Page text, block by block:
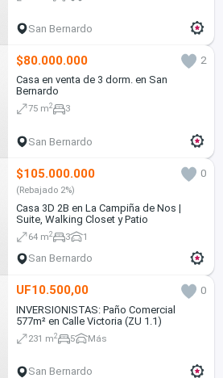
San Bernardo
$80.000.000
2
Casa en venta de 3 dorm. en San
Bernardo
75 m2 3
San Bernardo
$105.000.000 0
(Rebajado 2%)
Casa 3D 2B en La Campiña de Nos |
Suite, Walking Closet y Patio
64 m2 3 1
San Bernardo
UF10.500,00
0
INVERSIONISTAS: Paño Comercial
577m² en Calle Victoria (ZU 1.1)
231 m2 5 Más
San Bernardo